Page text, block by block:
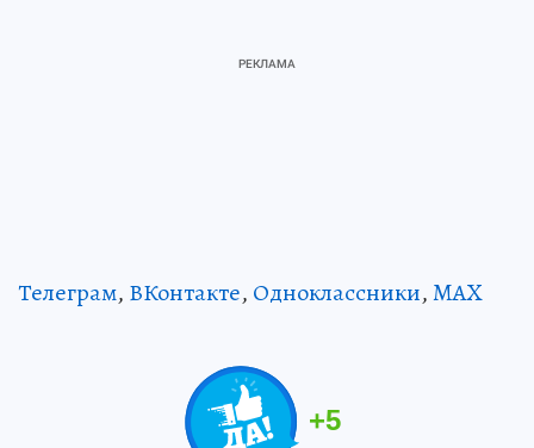
Телеграм, ВКонтакте, Одноклассники,MAX
+5